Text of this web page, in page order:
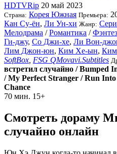
HDTVRip 20 май 2023
Страна: Корея Южная Премьера:
Кан Су-ён, Ли Ун-хи Жанр:
Мелодрама /Романтика /
Ги-джу, Со Джи-хе, Ли Вон-
Лим Джон-юн, Ким Хе-ын,
SoftBox FSG QMovavi.Subtitles
встретил случайно / Bumped
/ My Perfect Stranger / Run
Chance
70 мин. 15+
Смотреть дораму
случайно онлайн